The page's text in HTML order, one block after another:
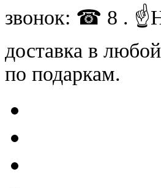
звонок: ☎ 8 .
доставка в
по подаркам.